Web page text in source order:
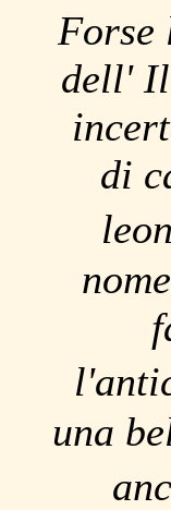
Forse
dell'
di
una